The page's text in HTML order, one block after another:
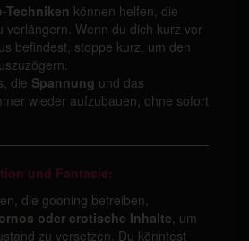
Techniken können helfen, die
verlängern. Wenn du dich kurz vor
befindest, stoppe kurz, um den
die Spannung und das
wieder aufzubauen, ohne sofort
und Fantasie:
die gooning betreiben,
oder erotische Inhalte , um
zu versetzen. Du könntest